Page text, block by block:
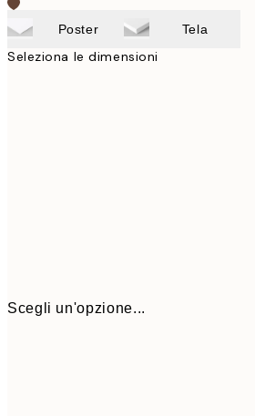
Poster Tela
Seleziona le dimensioni
Scegli un'opzione...